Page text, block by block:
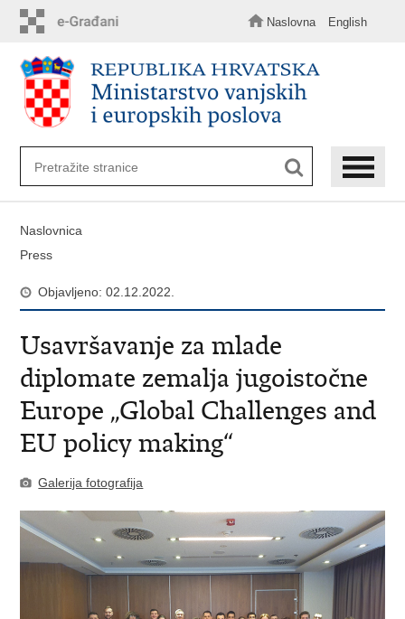
sadržaj
Naslovna English
Naslovnica
Press
Objavljeno: 02.12.2022.
Usavršavanje za mlade
diplomate zemalja jugoistočne
Europe „Global Challenges and
EU policy making“
Galerija fotografija